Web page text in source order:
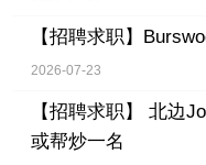
【招聘求职】
2026-07-23
【招聘求职】
北边
或帮炒一名